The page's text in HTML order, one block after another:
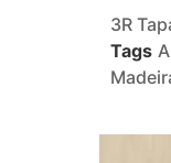
3R
Tags